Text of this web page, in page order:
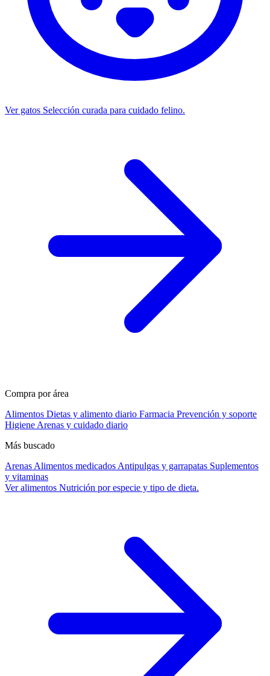
Ver gatos Selección curada para cuidado felino.
Compra por área
Alimentos Dietas y alimento diario Farmacia Prevención y soporte
Higiene Arenas y cuidado diario
Más buscado
Arenas Alimentos medicados Antipulgas y garrapatas Suplementos
y vitaminas
Ver alimentos Nutrición por especie y tipo de dieta.